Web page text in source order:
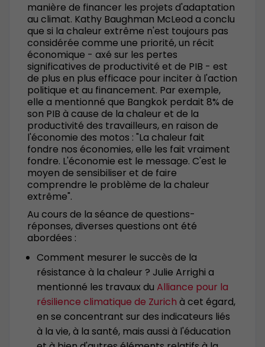
manière de financer les projets d'adaptation
au climat. Kathy Baughman McLeod a conclu
que si la chaleur extrême n'est toujours pas
considérée comme une priorité, un récit
économique - axé sur les pertes
significatives de productivité et de PIB - est
de plus en plus efficace pour inciter à l'action
politique et au financement. Par exemple,
elle a mentionné que Bangkok perdait 8% de
son PIB à cause de la chaleur et de la
productivité des travailleurs, en raison de
l'économie des motos : "La chaleur fait
fondre nos économies, elle les fait vraiment
fondre. L'économie est le message. C'est le
moyen de sensibiliser et de faire
comprendre le problème de la chaleur
extrême".
Au cours de la séance de questions-
réponses, diverses questions ont été
abordées :
Comment mesurer le succès de la
résistance à la chaleur ? Julie Arrighi a
mentionné les travaux du Alliance pour la
résilience climatique de Zurich à cet égard,
en se concentrant sur des indicateurs liés
à la vie, à la santé, mais aussi à l'éducation